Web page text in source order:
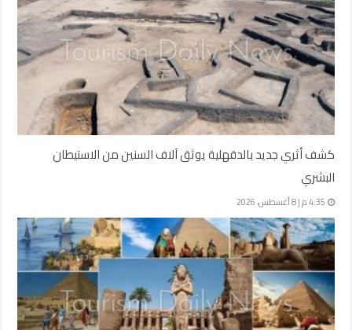
كشف أثري جديد بالدقهلية يوثق آلاف السنين من الاستيطان
البشري
4:35 م | 8 أغسطس، 2026